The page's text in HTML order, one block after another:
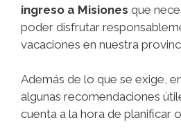
ingreso a Misiones que
poder disfrutar
vacaciones en nuestra
Además de lo que se exige,
algunas recomendaciones
cuenta a la hora de planificar